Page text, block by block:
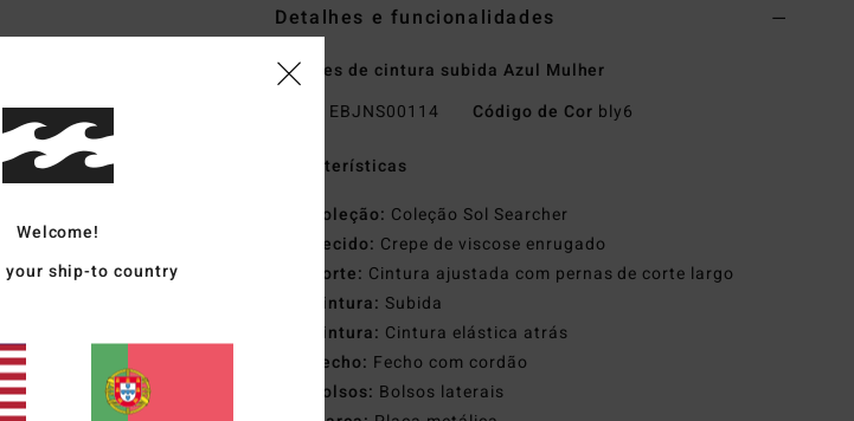
Detalhes e funcionalidades
Calções de cintura subida Azul Mulher
EBJNS00114 Código de Cor bly6
Características
Coleção: Coleção Sol Searcher
Tecido: Crepe de viscose enrugado
Corte: Cintura ajustada com pernas de corte largo
Cintura: Subida
Cintura: Cintura elástica atrás
Fecho: Fecho com cordão
Bolsos: Bolsos laterais
Welcome!
your ship-to country